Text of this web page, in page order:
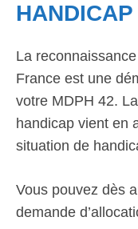
HANDICAP
La
France est une
votre MDPH 42.
handicap vient en
situation de
Vous pouvez dès
demande